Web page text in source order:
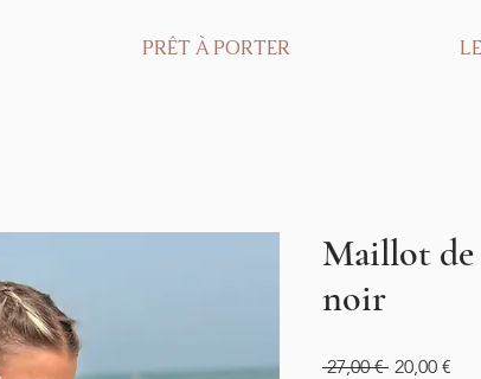
PRÊT À PORTER
Maillot
noir
27,00 € Precio
20,00 €